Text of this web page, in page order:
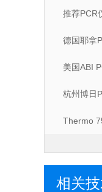
推荐PCR
德国耶拿
美国ABI
杭州博日
Thermo
相关